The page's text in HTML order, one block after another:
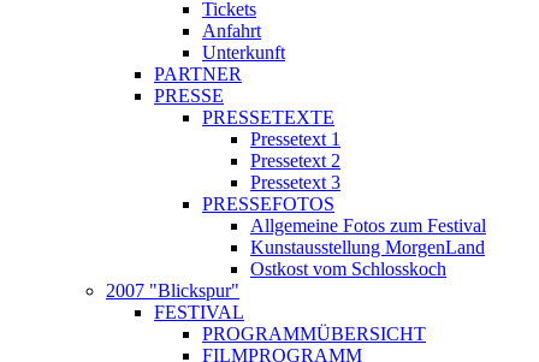
Tickets
Anfahrt
Unterkunft
PARTNER
PRESSE
PRESSETEXTE
Pressetext 1
Pressetext 2
Pressetext 3
PRESSEFOTOS
Allgemeine Fotos zum Festival
Kunstausstellung MorgenLand
Ostkost vom Schlosskoch
2007 "Blickspur"
FESTIVAL
PROGRAMMÜBERSICHT
FILMPROGRAMM